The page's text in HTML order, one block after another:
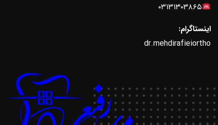
۰۳۱۳۱۳۰۳۸۶۵
اینستاگرام:
dr.mehdirafieiortho